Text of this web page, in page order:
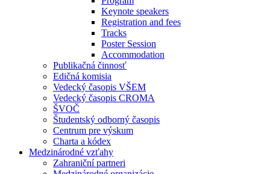
Keynote speakers
Registration and fees
Tracks
Poster Session
Accommodation
Publikačná činnosť
Edičná komisia
Vedecký časopis VŠEM
Vedecký časopis CROMA
ŠVOČ
Študentský odborný časopis
Centrum pre výskum
Charta a kódex
Medzinárodné vzťahy
Zahraniční partneri